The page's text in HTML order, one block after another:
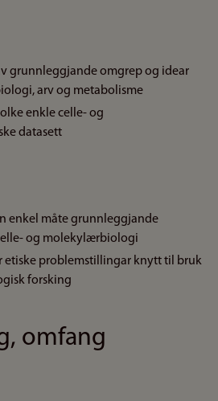
grunnleggjande omgrep og idear
arv og metabolisme
enkle celle- og
datasett
enkel måte grunnleggjande
og molekylærbiologi
etiske problemstillingar knytt til bruk
forsking
omfang